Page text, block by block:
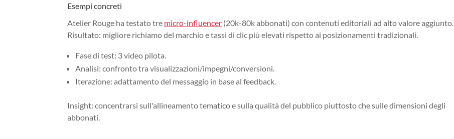
Esempi concreti
Atelier Rouge ha testato tre micro-influencer (20k-80k abbonati) con contenuti editoriali ad alto valore aggiunto.
Risultato: migliore richiamo del marchio e tassi di clic più elevati rispetto ai posizionamenti tradizionali.
Fase di test: 3 video pilota.
Analisi: confronto tra visualizzazioni/impegni/conversioni.
Iterazione: adattamento del messaggio in base al feedback.
Insight: concentrarsi sull'allineamento tematico e sulla qualità del pubblico piuttosto che sulle dimensioni degli
abbonati.